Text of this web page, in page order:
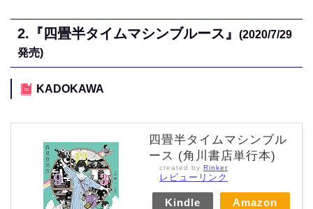
2.『四畳半タイムマシンブルース』
(2020/7/29
発売)
KADOKAWA
四畳半タイムマシンブル
ース (角川書店単行本)
created by Rinker
レビューリンク
Kindle
Amazon